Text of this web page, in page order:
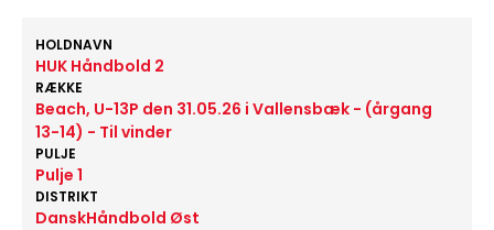
HOLDNAVN
HUK Håndbold 2
RÆKKE
Beach, U-13P den 31.05.26 i Vallensbæk - (årgang
13-14) - Til vinder
PULJE
Pulje 1
DISTRIKT
DanskHåndbold Øst